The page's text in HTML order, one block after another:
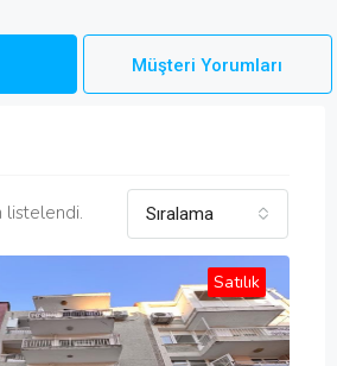
Müşteri Yorumları
listelendi. Sıralama
Satılık